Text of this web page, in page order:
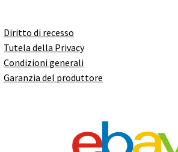
Diritto di recesso
Tutela della Privacy
Condizioni generali
Garanzia del produttore